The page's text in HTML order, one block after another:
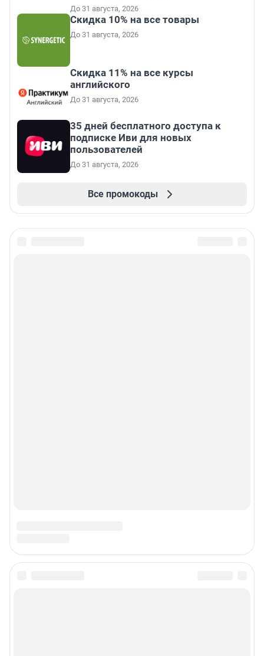
До 31 августа, 2026
Скидка 10% на все товары
До 31 августа, 2026
Скидка 11% на все курсы
английского
До 31 августа, 2026
35 дней бесплатного доступа к
подписке Иви для новых
пользователей
До 31 августа, 2026
Все промокоды